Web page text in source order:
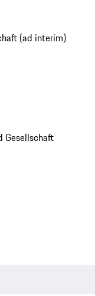
(ad interim)
Gesellschaft